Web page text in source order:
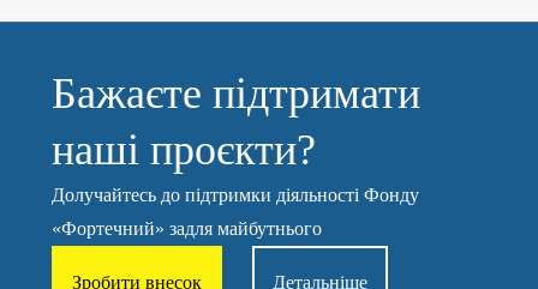
Бажаєте підтримати
наші проєкти?
Долучайтесь до підтримки діяльності Фонду
«Фортечний» задля майбутнього
Зробити внесок Детальніше